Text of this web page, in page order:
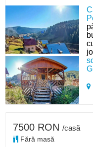
7500 RON /casă
Fără masă